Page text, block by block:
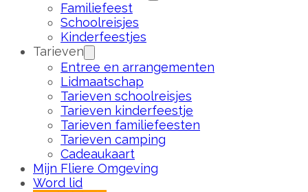
Familiefeest
Schoolreisjes
Kinderfeestjes
Tarieven
Entree en arrangementen
Lidmaatschap
Tarieven schoolreisjes
Tarieven kinderfeestje
Tarieven familiefeesten
Tarieven camping
Cadeaukaart
Mijn Fliere Omgeving
Word lid